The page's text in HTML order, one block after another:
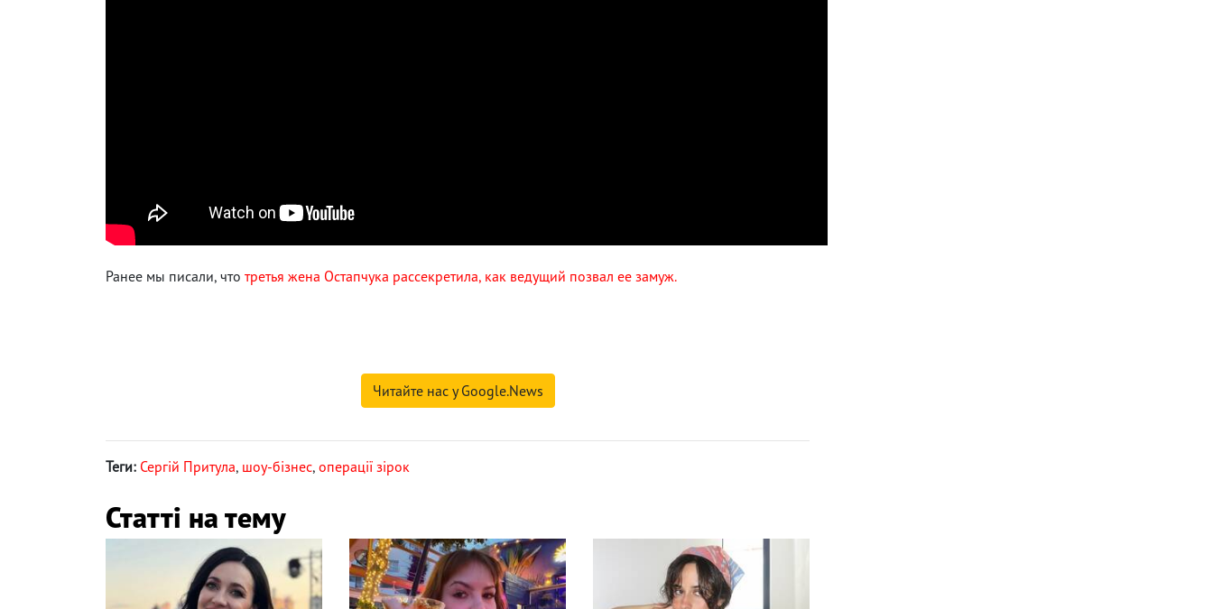
Ранее мы писали, что третья жена Остапчука рассекретила, как ведущий позвал ее замуж.
Читайте нас у Google.News
Теги: Сергій Притула, шоу-бізнес, операції зірок
Статті на тему